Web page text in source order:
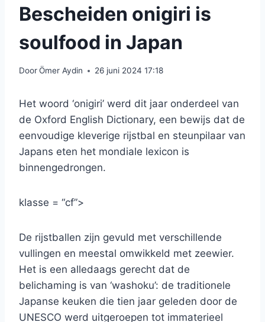
Bescheiden onigiri is
soulfood in Japan
DoorÖmer Aydin 26 juni 2024 17:18
Het woord ‘onigiri’ werd dit jaar onderdeel van
de Oxford English Dictionary, een bewijs dat de
eenvoudige kleverige rijstbal en steunpilaar van
Japans eten het mondiale lexicon is
binnengedrongen.
klasse = “cf”>
De rijstballen zijn gevuld met verschillende
vullingen en meestal omwikkeld met zeewier.
Het is een alledaags gerecht dat de
belichaming is van ‘washoku’: de traditionele
Japanse keuken die tien jaar geleden door de
UNESCO werd uitgeroepen tot immaterieel